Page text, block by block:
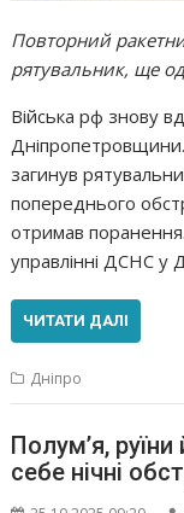
Повторний
рятувальник, ще
Війська рф знову
Дніпропетровщини.
загинув
попереднього
отримав
управлінні ДСНС у
ЧИТАТИ ДАЛІ
Дніпро
Полум’я,
себе нічні